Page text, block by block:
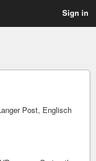
Sign in
Post, Englisch